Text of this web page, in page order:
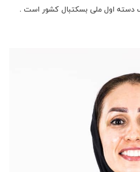
دسته اول ملی بسکتبال کشور است .